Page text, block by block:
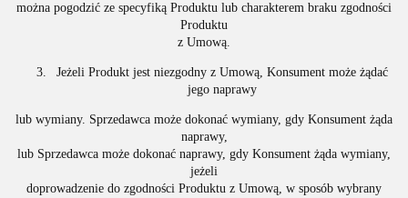
można pogodzić ze specyfiką Produktu lub charakterem braku zgodności
Produktu
z Umową.
Jeżeli Produkt jest niezgodny z Umową, Konsument może żądać
jego naprawy
lub wymiany. Sprzedawca może dokonać wymiany, gdy Konsument żąda
naprawy,
lub Sprzedawca może dokonać naprawy, gdy Konsument żąda wymiany,
jeżeli
doprowadzenie do zgodności Produktu z Umową, w sposób wybrany